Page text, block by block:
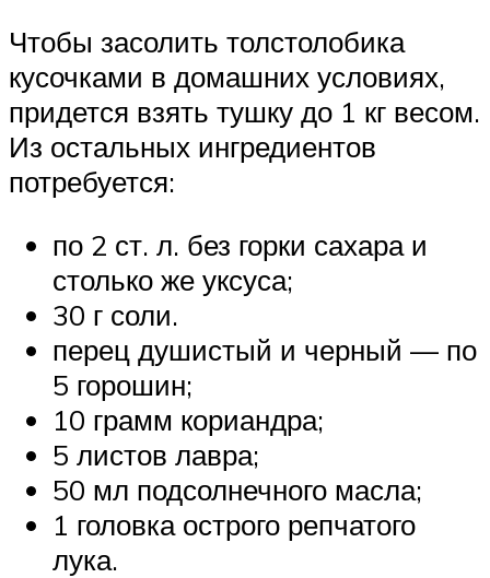
Чтобы засолить толстолобика
кусочками в домашних условиях,
придется взять тушку до 1 кг весом.
Из остальных ингредиентов
потребуется:
по 2 ст. л. без горки сахара и
столько же уксуса;
30 г соли.
перец душистый и черный — по
5 горошин;
10 грамм кориандра;
5 листов лавра;
50 мл подсолнечного масла;
1 головка острого репчатого
лука.